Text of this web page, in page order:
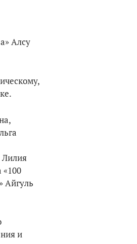
Алсу
Лилия
«100
Айгуль
и